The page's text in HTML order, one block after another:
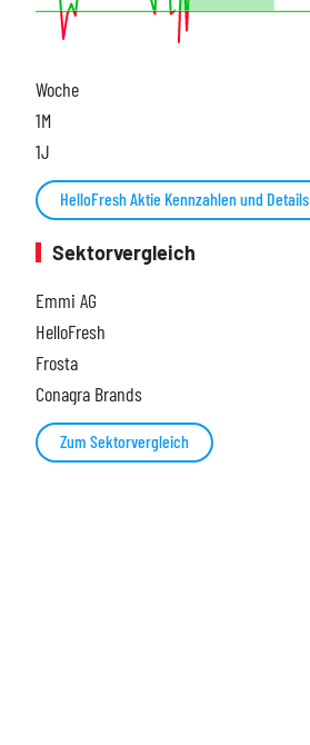
Woche
1M
1J
HelloFresh Aktie Kennzahlen und Details
Sektorvergleich
Emmi AG
HelloFresh
Frosta
Conagra Brands
Zum Sektorvergleich